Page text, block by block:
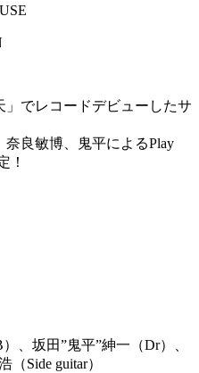
」でレコードデビューしたサ
良敏博、鬼平によるPlay
！
、坂田”鬼平”紳一（Dr）、
Side guitar）